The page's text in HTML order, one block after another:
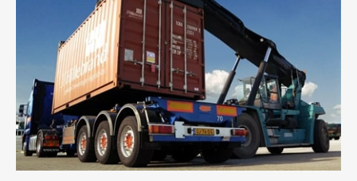
Еврофура Тент от 5 до 10 тонн
грузоподъемность
от 10 000 руб. Возможен догруз
- Доставка фурой до 20 т возможна для больших
объемов грузов, упакованных в коробки, мешки,
паллеты и россыпью в самые отдаленные места
России с гарантией полной сохранности.
- Тайгер Логистик предоставляет услуги по
грузоперевозкам для физических и юридических лиц